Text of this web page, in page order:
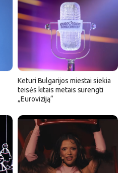
Keturi Bulgarijos miestai siekia
teisės kitais metais surengti
„Euroviziją“